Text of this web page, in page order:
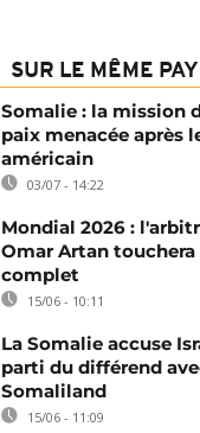
SUR LE MÊME
Somalie : la mission
paix menacée après
américain
03/07 - 14:22
Mondial 2026 :
Omar Artan touchera
complet
15/06 - 10:11
La Somalie accuse
parti du différend
Somaliland
15/06 - 11:09